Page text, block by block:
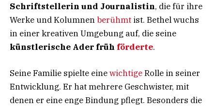
Schriftstellerin und Journalistin, die für ihre
Werke und Kolumnenberühmt ist. Bethel wuchs
in einer kreativen Umgebung auf, die seine
künstlerische Ader früh förderte.
Seine Familie spielte einewichtigeRolle in seiner
Entwicklung. Er hat mehrere Geschwister, mit
denen er eine enge Bindung pflegt. Besonders die